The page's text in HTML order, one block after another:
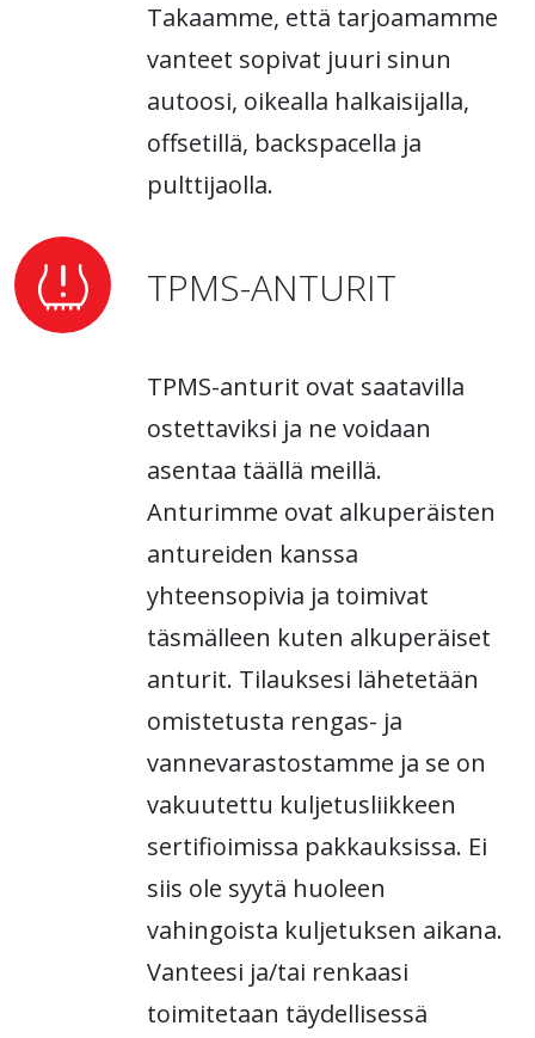
Takaamme, että tarjoamamme
vanteet sopivat juuri sinun
autoosi, oikealla halkaisijalla,
offsetillä, backspacella ja
pulttijaolla.
TPMS-ANTURIT
TPMS-anturit ovat saatavilla
ostettaviksi ja ne voidaan
asentaa täällä meillä.
Anturimme ovat alkuperäisten
antureiden kanssa
yhteensopivia ja toimivat
täsmälleen kuten alkuperäiset
anturit. Tilauksesi lähetetään
omistetusta rengas- ja
vannevarastostamme ja se on
vakuutettu kuljetusliikkeen
sertifioimissa pakkauksissa. Ei
siis ole syytä huoleen
vahingoista kuljetuksen aikana.
Vanteesi ja/tai renkaasi
toimitetaan täydellisessä